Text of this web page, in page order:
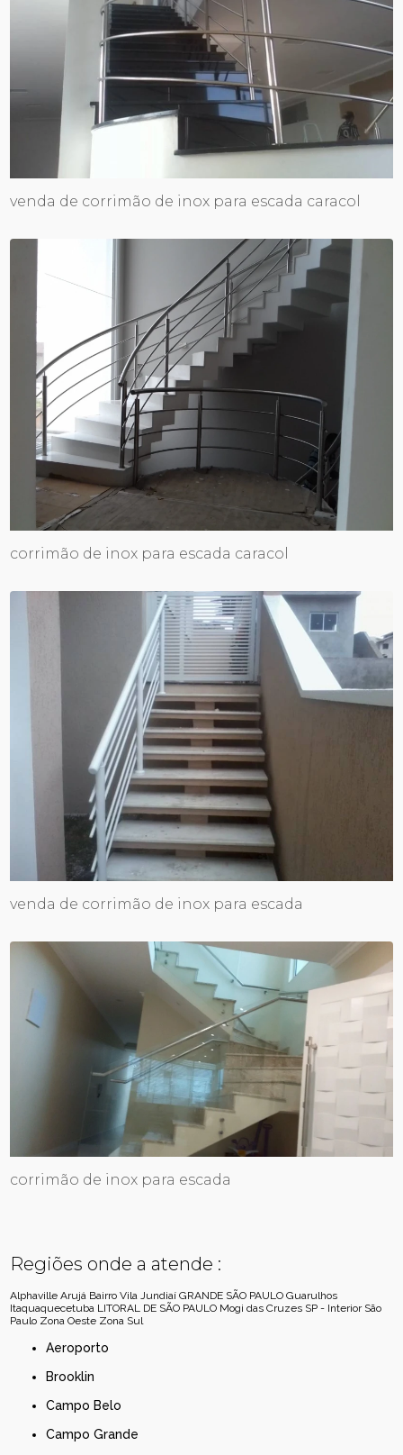
venda de corrimão de inox para escada caracol
corrimão de inox para escada caracol
venda de corrimão de inox para escada
corrimão de inox para escada
Regiões onde a atende :
Alphaville Arujá Bairro Vila Jundiaí GRANDE SÃO PAULO Guarulhos
Itaquaquecetuba LITORAL DE SÃO PAULO Mogi das Cruzes SP - Interior São
Paulo Zona Oeste Zona Sul
Aeroporto
Brooklin
Campo Belo
Campo Grande